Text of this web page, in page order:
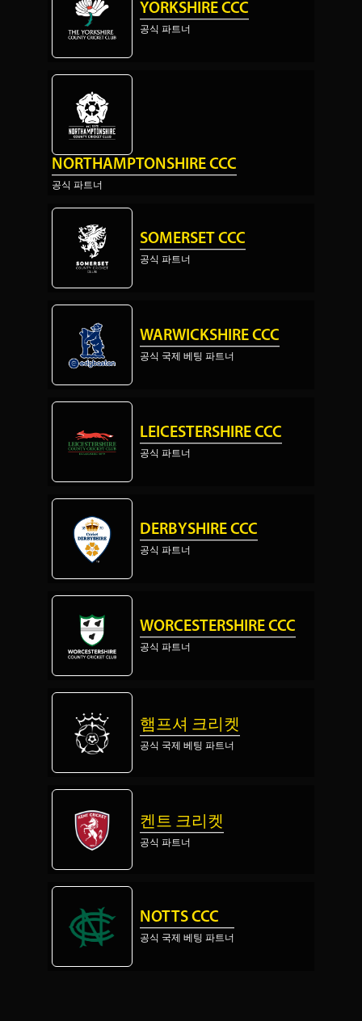
YORKSHIRE CCC
공식 파트너
NORTHAMPTONSHIRE CCC
공식 파트너
SOMERSET CCC
공식 파트너
WARWICKSHIRE CCC
공식 국제 베팅 파트너
LEICESTERSHIRE CCC
공식 파트너
DERBYSHIRE CCC
공식 파트너
WORCESTERSHIRE CCC
공식 파트너
햄프셔 크리켓
공식 국제 베팅 파트너
켄트 크리켓
공식 파트너
NOTTS CCC
공식 국제 베팅 파트너